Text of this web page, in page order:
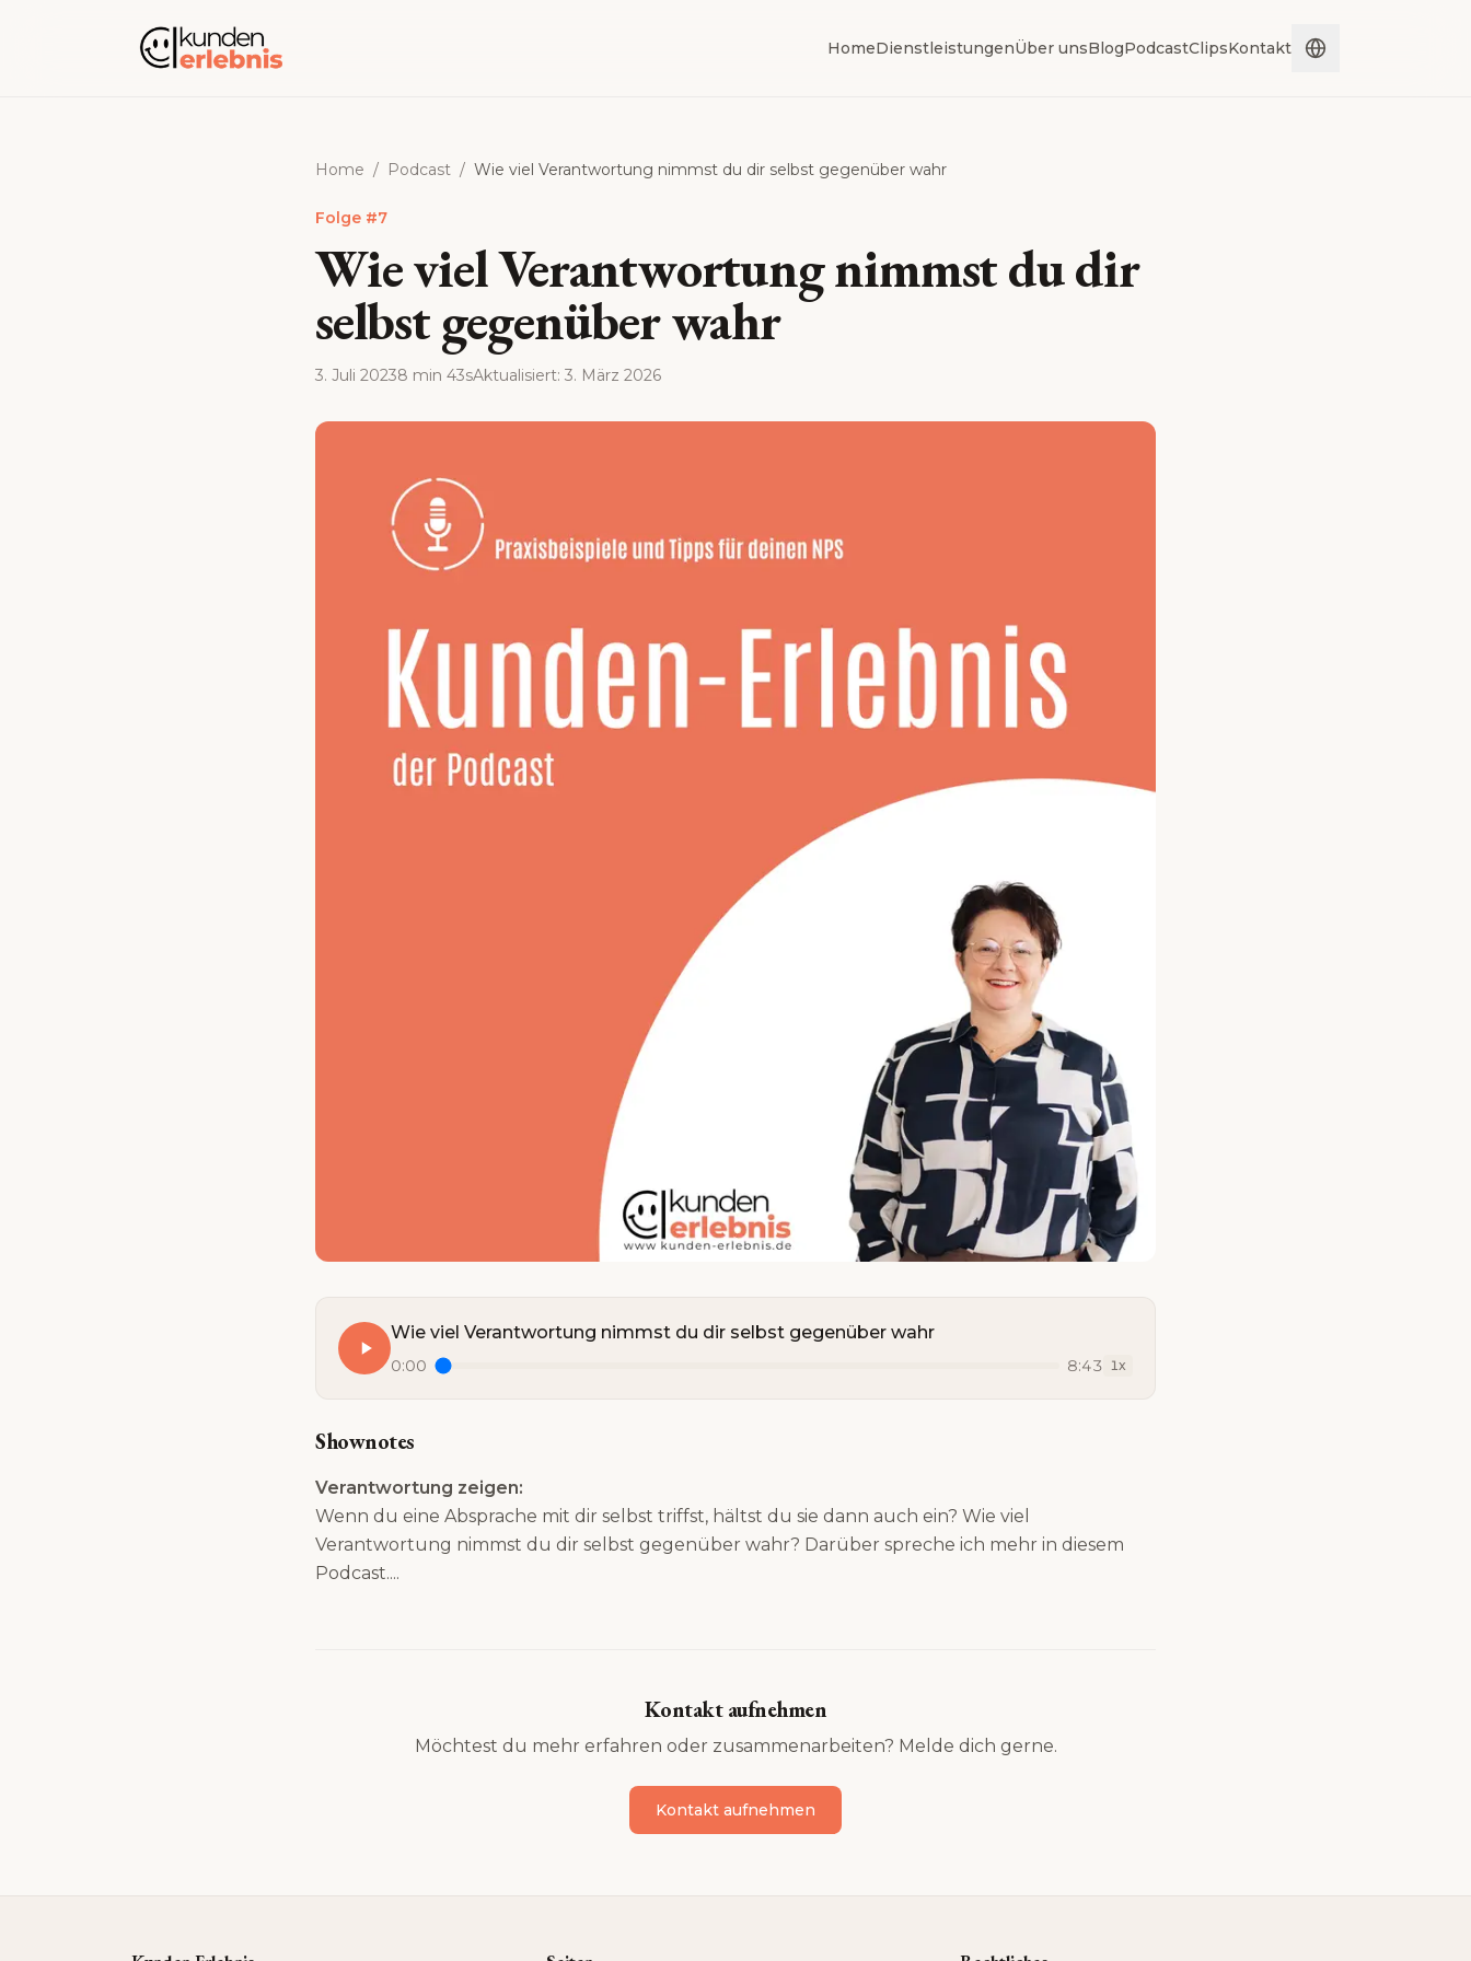
HomeDienstleistungenÜber unsBlogPodcastClipsKontakt
Home / Podcast / Wie viel Verantwortung nimmst du dir selbst gegenüber wahr
Folge #7
Wie viel Verantwortung nimmst du dir
selbst gegenüber wahr
3. Juli 20238 min 43sAktualisiert: 3. März 2026
Wie viel Verantwortung nimmst du dir selbst gegenüber wahr
0:00 8:43 1x
Shownotes
Verantwortung zeigen:
Wenn du eine Absprache mit dir selbst triffst, hältst du sie dann auch ein? Wie viel
Verantwortung nimmst du dir selbst gegenüber wahr? Darüber spreche ich mehr in diesem
Podcast....
Kontakt aufnehmen
Möchtest du mehr erfahren oder zusammenarbeiten? Melde dich gerne.
Kontakt aufnehmen